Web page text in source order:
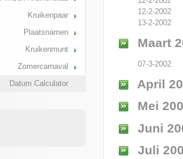
Kruikenpaar
Plaatsnamen
Kruikenmunt
Zomercarnaval
Datum Calculator
12-2-2002
13-2-2002
Maart
07-3-2002
April
Mei
Juni
Juli